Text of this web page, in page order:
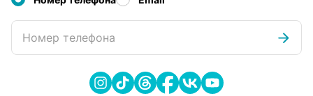
Номер телефона